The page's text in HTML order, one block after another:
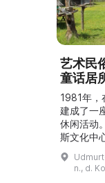
艺术民
童话居
1981年，
建成了一
休闲活动
斯文化中
罗斯文化
年，在此
构——艺
n., d.